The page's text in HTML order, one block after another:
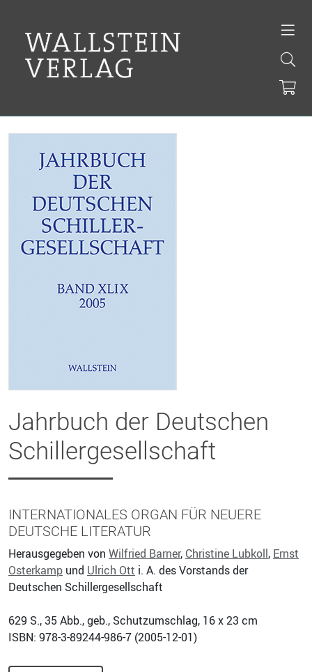
Jahrbuch der Deutschen
Schillergesellschaft
INTERNATIONALES ORGAN FÜR NEUERE
DEUTSCHE LITERATUR
Herausgegeben von Wilfried Barner, Christine Lubkoll, Ernst
Osterkamp und Ulrich Ott i. A. des Vorstands der
Deutschen Schillergesellschaft
629 S., 35 Abb., geb., Schutzumschlag, 16 x 23 cm
ISBN: 978-3-89244-986-7 (2005-12-01)